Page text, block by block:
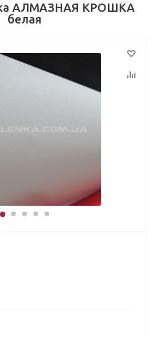
АЛМАЗНАЯ КРОШКА
белая